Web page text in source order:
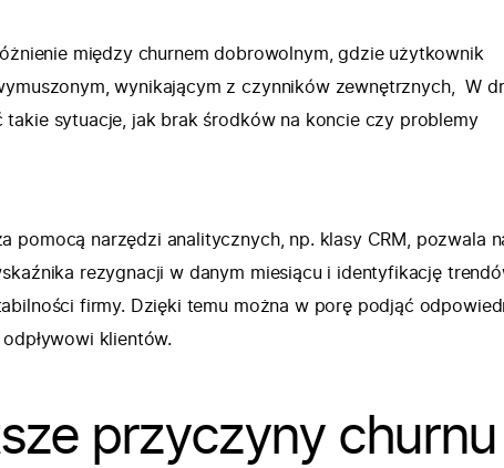
między churnem dobrowolnym, gdzie użytkownik
wynikającym z czynników zewnętrznych, W
sytuacje, jak brak środków na koncie czy problemy
pomocą narzędzi analitycznych, np. klasy CRM, pozwala
rezygnacji w danym miesiącu i identyfikację
firmy. Dzięki temu można w porę podjąć
klientów.
przyczyny churnu